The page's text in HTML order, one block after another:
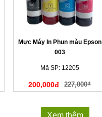
Mực Máy In Phun màu Epson
003
Mã SP: 12205
200,000đ 227,000₫
Xem thêm